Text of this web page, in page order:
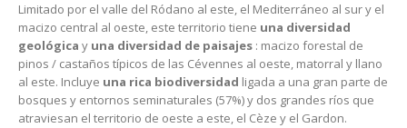
Limitado por el valle del Ródano al este, el Mediterráneo al sur y el
macizo central al oeste, este territorio tiene una diversidad
geológica y una diversidad de paisajes : macizo forestal de
pinos / castaños típicos de las Cévennes al oeste, matorral y llano
al este. Incluye una rica biodiversidad ligada a una gran parte de
bosques y entornos seminaturales (57%) y dos grandes ríos que
atraviesan el territorio de oeste a este, el Cèze y el Gardon.